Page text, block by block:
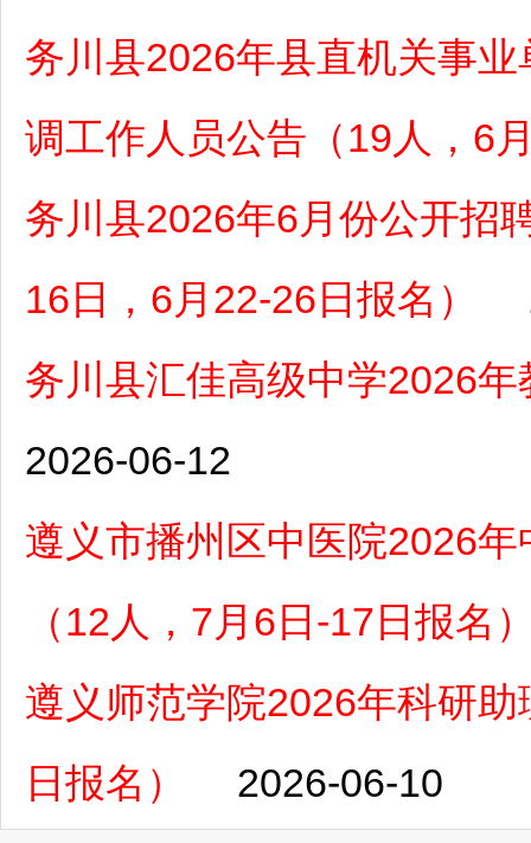
务川县2026年县直机关事
调工作人员公告（19人，6
务川县2026年6月份公开招
16日，6月22-26日报名）
务川县汇佳高级中学2026
2026-06-12
遵义市播州区中医院2026
（12人，7月6日-17日报名
遵义师范学院2026年科研
日报名）
2026-06-10